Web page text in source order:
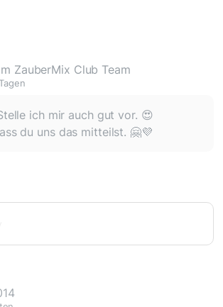
ZauberMix Club Team
ich mir auch gut vor. 😍
du uns das mitteilst. 🤗💜